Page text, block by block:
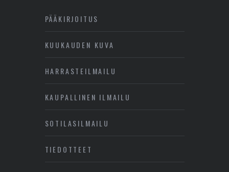
PÄÄKIRJOITUS
KUUKAUDEN KUVA
HARRASTEILMAILU
KAUPALLINEN ILMAILU
SOTILASILMAILU
TIEDOTTEET